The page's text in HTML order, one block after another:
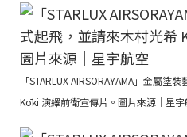
「STARLUX AIRSORAYAMA」金屬塗
Kōki 演繹前衛宣傳片。圖片來源｜星宇